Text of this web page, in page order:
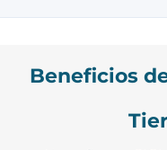
Beneficios